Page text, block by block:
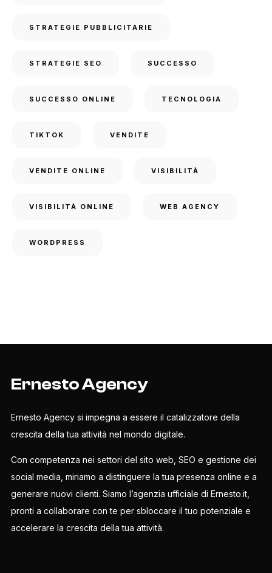
STRATEGIE PUBBLICITARIE
STRATEGIE SEO SUCCESSO
SUCCESSO ONLINE TECNOLOGIA
TIKTOK VENDITE
VENDITE ONLINE VISIBILITÀ
VISIBILITÀ ONLINE WEB AGENCY
WORDPRESS
Ernesto Agency
Ernesto Agency si impegna a essere il catalizzatore della
crescita della tua attività nel mondo digitale.
Con competenza nei settori del sito web, SEO e gestione dei
social media, miriamo a distinguere la tua presenza online e a
generare nuovi clienti. Siamo l’agenzia ufficiale di Ernesto.it,
pronti a collaborare con te per sbloccare il tuo potenziale e
accelerare la crescita della tua attività.